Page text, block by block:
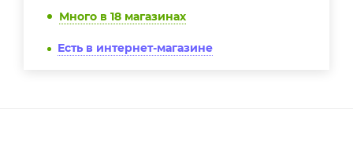
Много в 18 магазинах
Есть в интернет-магазине